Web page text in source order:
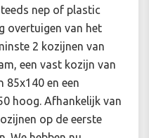
nep of plastic
overtuigen van het
2 kozijnen van
een vast kozijn van
85x140 en een
hoog. Afhankelijk van
op de eerste